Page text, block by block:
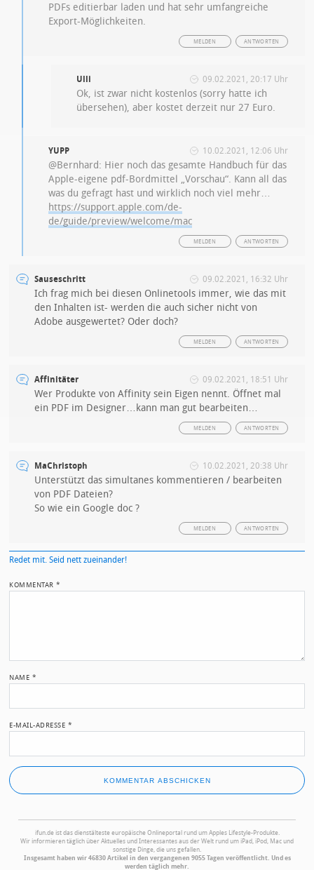
PDFs editierbar laden und hat sehr umfangreiche
Export-Möglichkeiten.
ANTWORTEN
MELDEN
Ulli 09.02.2021, 20:17 Uhr
Ok, ist zwar nicht kostenlos (sorry hatte ich
übersehen), aber kostet derzeit nur 27 Euro.
YUPP 10.02.2021, 12:06 Uhr
@Bernhard: Hier noch das gesamte Handbuch für das
Apple-eigene pdf-Bordmittel „Vorschau“. Kann all das
was du gefragt hast und wirklich noch viel mehr…
https://support.apple.com/de-
de/guide/preview/welcome/mac
ANTWORTEN
MELDEN
Sauseschritt 09.02.2021, 16:32 Uhr
Ich frag mich bei diesen Onlinetools immer, wie das mit
den Inhalten ist- werden die auch sicher nicht von
Adobe ausgewertet? Oder doch?
ANTWORTEN
MELDEN
Affinitäter 09.02.2021, 18:51 Uhr
Wer Produkte von Affinity sein Eigen nennt. Öffnet mal
ein PDF im Designer…kann man gut bearbeiten…
ANTWORTEN
MELDEN
MaChristoph 10.02.2021, 20:38 Uhr
Unterstützt das simultanes kommentieren / bearbeiten
von PDF Dateien?
So wie ein Google doc ?
ANTWORTEN
MELDEN
Redet mit. Seid nett zueinander!
KOMMENTAR*
NAME *
E-MAIL-ADRESSE *
ifun.de ist das dienstälteste europäische Onlineportal rund um Apples Lifestyle-Produkte.
Wir informieren täglich über Aktuelles und Interessantes aus der Welt rund um iPad, iPod, Mac und
sonstige Dinge, die uns gefallen.
Insgesamt haben wir 46830 Artikel in den vergangenen 9055 Tagen veröffentlicht. Und es
werden täglich mehr.